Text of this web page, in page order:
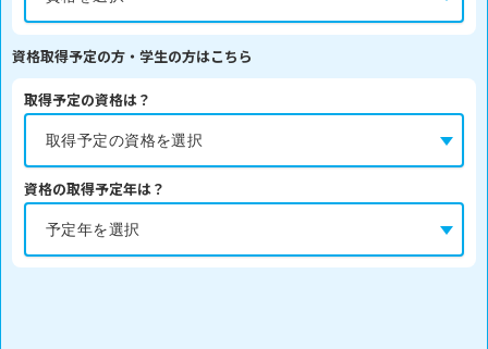
資格取得予定の方・学生の方はこちら
取得予定の資格は？
資格の取得予定年は？